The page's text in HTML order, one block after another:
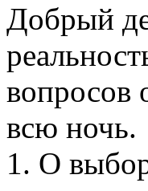
Добрый
вопросов
всю ночь.
1. О